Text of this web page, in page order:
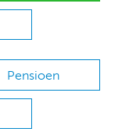
Pensioen